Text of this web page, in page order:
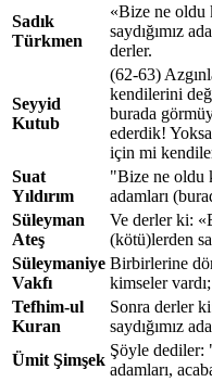
Sadık
Türkmen
«Bize ne oldu
saydığımız
derler.
Seyyid
Kutub
(62-63)
kendilerini
burada
ederdik!
için mi
Suat
Yıldırım
"Bize ne oldu
adamları
Süleyman
Ateş
Ve derler ki:
(kötü)lerden
Süleymaniye
Vakfı
Birbirlerine
kimseler
Tefhim-ul
Kuran
Sonra derler
saydığımız
Ümit Şimşek
Şöyle dediler:
adamları,